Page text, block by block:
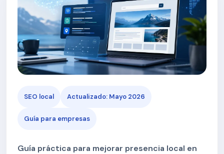
SEO local Actualizado: Mayo 2026
Guía para empresas
Guía práctica para mejorar presencia local en